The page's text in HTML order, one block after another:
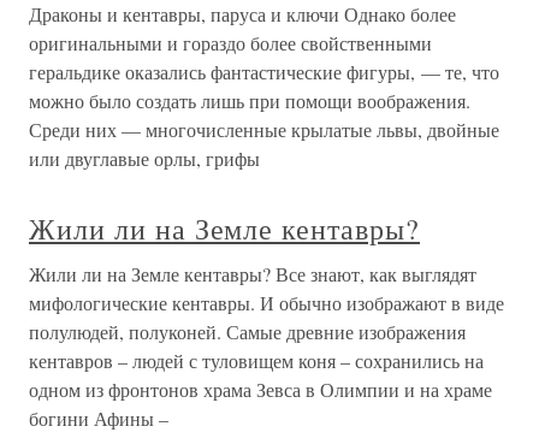
Драконы и кентавры, паруса и ключи Однако более
оригинальными и гораздо более свойственными
геральдике оказались фантастические фигуры, — те, что
можно было создать лишь при помощи воображения.
Среди них — многочисленные крылатые львы, двойные
или двуглавые орлы, грифы
Жили ли на Земле кентавры?
Жили ли на Земле кентавры? Все знают, как выглядят
мифологические кентавры. И обычно изображают в виде
полулюдей, полуконей. Самые древние изображения
кентавров – людей с туловищем коня – сохранились на
одном из фронтонов храма Зевса в Олимпии и на храме
богини Афины –